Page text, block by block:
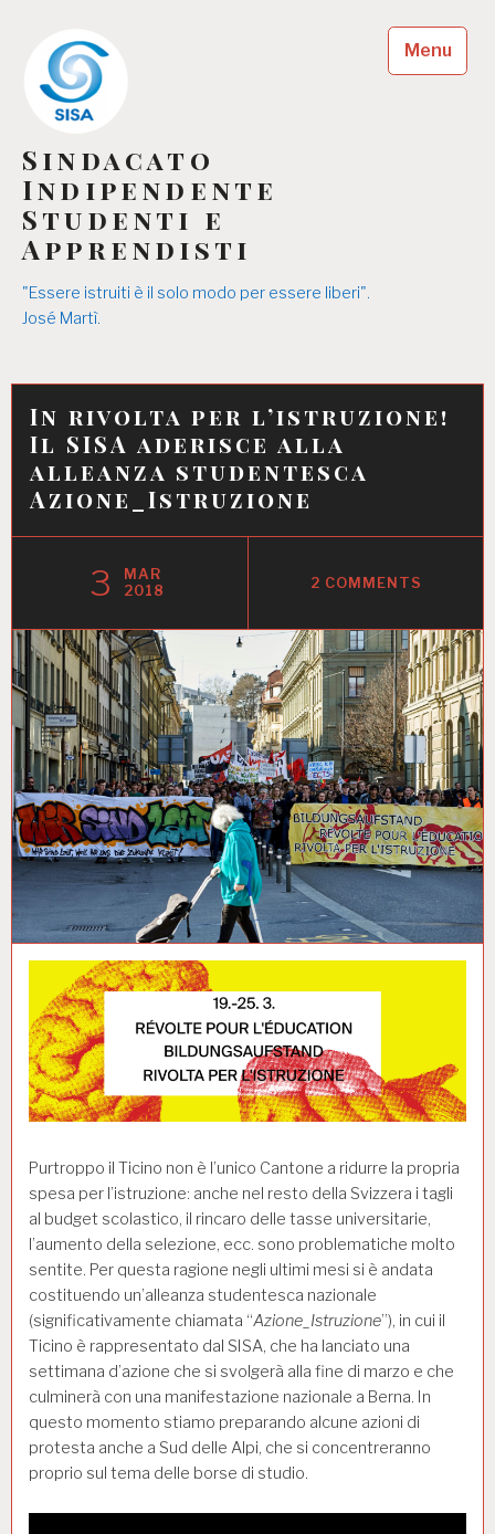
content
Sindacato
Indipendente
Studenti e
Apprendisti
"Essere istruiti è il solo modo per essere liberi".
José Martì.
Menu
In rivolta per l’istruzione!
Il SISA aderisce alla
alleanza studentesca
Azione_Istruzione
3
MAR
2018
2 COMMENTS
Purtroppo il Ticino non è l’unico Cantone a ridurre la propria
spesa per l’istruzione: anche nel resto della Svizzera i tagli
al budget scolastico, il rincaro delle tasse universitarie,
l’aumento della selezione, ecc. sono problematiche molto
sentite. Per questa ragione negli ultimi mesi si è andata
costituendo un’alleanza studentesca nazionale
(significativamente chiamata “Azione_Istruzione”), in cui il
Ticino è rappresentato dal SISA, che ha lanciato una
settimana d’azione che si svolgerà alla fine di marzo e che
culminerà con una manifestazione nazionale a Berna. In
questo momento stiamo preparando alcune azioni di
protesta anche a Sud delle Alpi, che si concentreranno
proprio sul tema delle borse di studio.